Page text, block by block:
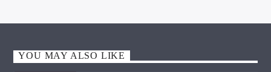
YOU MAY ALSO LIKE